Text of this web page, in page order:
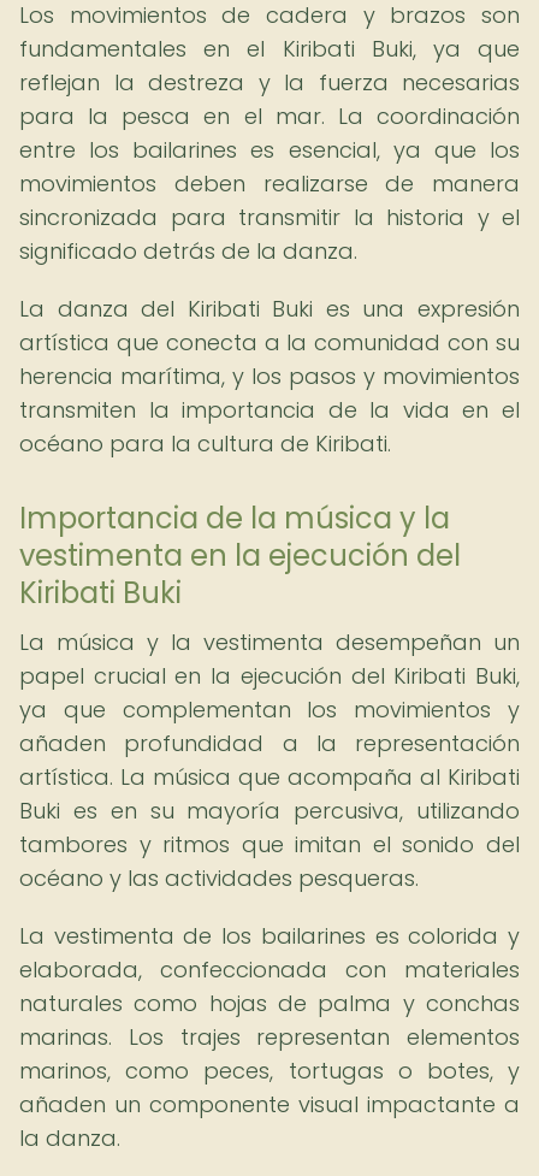
Los movimientos de cadera y brazos son
fundamentales en el Kiribati Buki, ya que
reflejan la destreza y la fuerza necesarias
para la pesca en el mar. La coordinación
entre los bailarines es esencial, ya que los
movimientos deben realizarse de manera
sincronizada para transmitir la historia y el
significado detrás de la danza.
La danza del Kiribati Buki es una expresión
artística que conecta a la comunidad con su
herencia marítima, y los pasos y movimientos
transmiten la importancia de la vida en el
océano para la cultura de Kiribati.
Importancia de la música y la
vestimenta en la ejecución del
Kiribati Buki
La música y la vestimenta desempeñan un
papel crucial en la ejecución del Kiribati Buki,
ya que complementan los movimientos y
añaden profundidad a la representación
artística. La música que acompaña al Kiribati
Buki es en su mayoría percusiva, utilizando
tambores y ritmos que imitan el sonido del
océano y las actividades pesqueras.
La vestimenta de los bailarines es colorida y
elaborada, confeccionada con materiales
naturales como hojas de palma y conchas
marinas. Los trajes representan elementos
marinos, como peces, tortugas o botes, y
añaden un componente visual impactante a
la danza.